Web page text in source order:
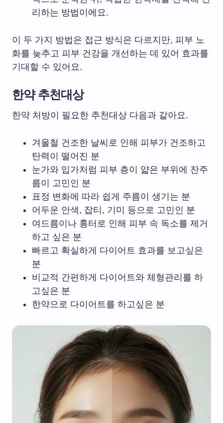
리하는 방법이에요.
이 두 가지 방법은 접근 방식은 다르지만, 피부 노
화를 늦추고 피부 건강을 개선하는 데 있어 효과를
기대할 수 있어요.
한약 추천대상
한약 처방이 필요한 추천대상 다음과 같아요.
겨울철 건조한 날씨로 인해 피부가 건조하고
탄력이 떨어진 분
눈가와 입가처럼 피부 층이 얇은 부위에 잔주
름이 고민인 분
표정 변화에 따라 쉽게 주름이 생기는 분
어두운 안색, 잡티, 기미 등으로 고민인 분
여드름이나 흉터로 인해 피부 속 독소를 제거
하고 싶은 분
빠르고 확실하게 다이어트 효과를 보고싶은
분
비교적 간편하게 다이어트와 체형관리를 하
고싶은 분
한약으로 다이어트를 하고싶은 분